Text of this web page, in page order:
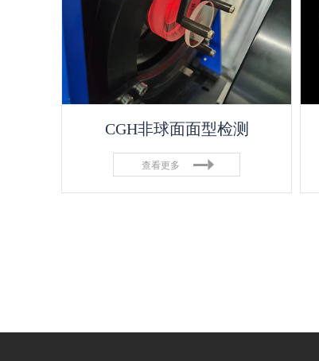
CGH非球面面型检测
查看更多